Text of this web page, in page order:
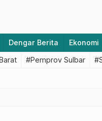
Dengar Berita Ekonomi
#Pemprov Sulbar